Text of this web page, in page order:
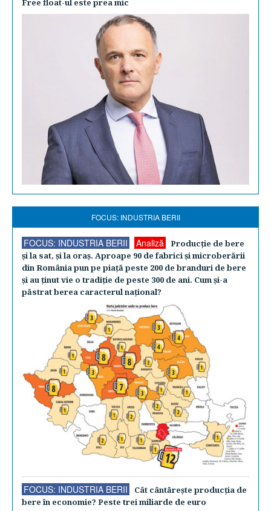
Free float-ul este prea mic
FOCUS: INDUSTRIA BERII
FOCUS: INDUSTRIA BERII Analiză
Producţie de bere
şi la sat, şi la oraş. Aproape 90 de fabrici şi microberării
din România pun pe piaţă peste 200 de branduri de bere
şi au ţinut vie o tradiţie de peste 300 de ani. Cum şi-a
păstrat berea caracterul naţional?
FOCUS: INDUSTRIA BERII
Cât cântăreşte producţia de
bere în economie? Peste trei miliarde de euro